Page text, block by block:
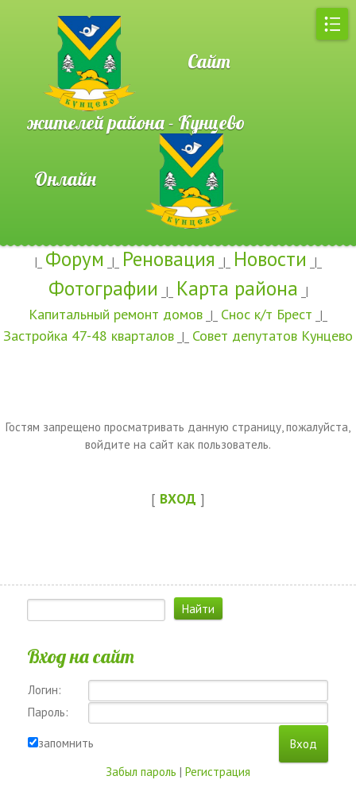
Сайт
жителей района - Кунцево
Онлайн
|_ Форум _|_ Реновация _|_ Новости _|_
Фотографии _|_ Карта района _|
Капитальный ремонт домов _|_ Снос к/т Брест _|_
Застройка 47-48 кварталов _|_ Совет депутатов Кунцево
Гостям запрещено просматривать данную страницу, пожалуйста,
войдите на сайт как пользователь.
[ ВХОД ]
Вход на сайт
Логин:
Пароль:
запомнить
Забыл пароль | Регистрация